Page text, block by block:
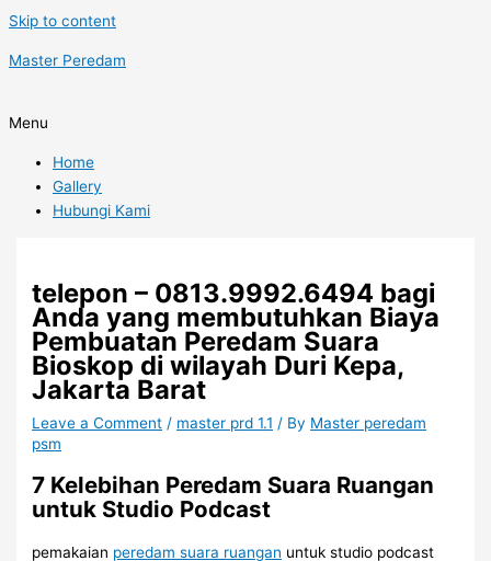
Skip to content
Master Peredam
Menu
Home
Gallery
Hubungi Kami
telepon – 0813.9992.6494 bagi
Anda yang membutuhkan Biaya
Pembuatan Peredam Suara
Bioskop di wilayah Duri Kepa,
Jakarta Barat
Leave a Comment / master prd 1.1 / By Master peredam
psm
7 Kelebihan Peredam Suara Ruangan
untuk Studio Podcast
pemakaian peredam suara ruangan untuk studio podcast